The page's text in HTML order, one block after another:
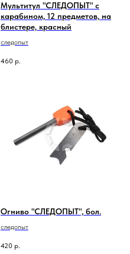
Мультитул "СЛЕДОПЫТ" с
карабином, 12 предметов, на
блистере, красный
следопыт
460 р.
Огниво "СЛЕДОПЫТ", бол.
следопыт
420 р.